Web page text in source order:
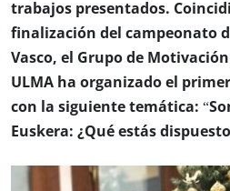
trabajos presentados.
finalización del campeonato
Vasco, el Grupo de
ULMA ha organizado el
con la siguiente temática:
Euskera: ¿Qué estás